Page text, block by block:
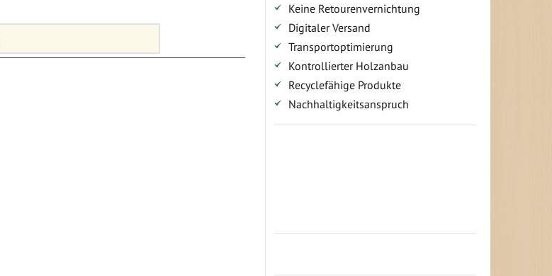
Keine Retourenvernichtung
Digitaler Versand
Transportoptimierung
Kontrollierter Holzanbau
Recyclefähige Produkte
Nachhaltigkeitsanspruch